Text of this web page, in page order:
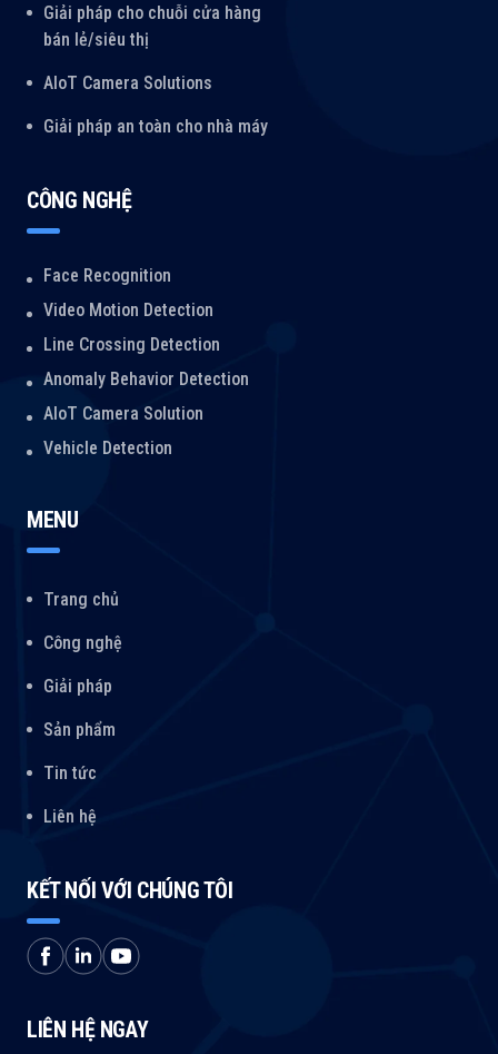
Giải pháp cho chuỗi cửa hàng
bán lẻ/siêu thị
AIoT Camera Solutions
Giải pháp an toàn cho nhà máy
CÔNG NGHỆ
Face Recognition
Video Motion Detection
Line Crossing Detection
Anomaly Behavior Detection
AIoT Camera Solution
Vehicle Detection
MENU
Trang chủ
Công nghệ
Giải pháp
Sản phẩm
Tin tức
Liên hệ
KẾT NỐI VỚI CHÚNG TÔI
LIÊN HỆ NGAY